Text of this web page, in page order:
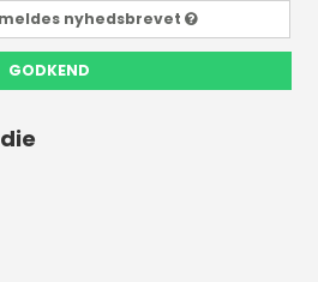
nyhedsbrevet
GODKEND